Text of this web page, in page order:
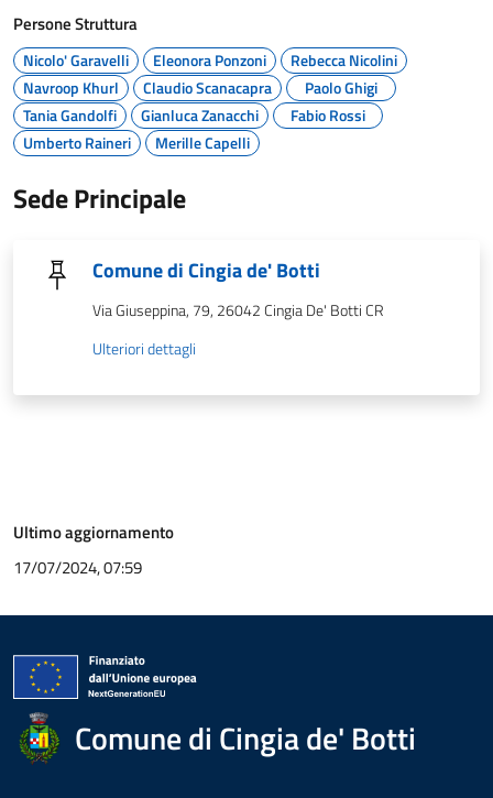
Persone Struttura
Nicolo' Garavelli Eleonora Ponzoni
Rebecca Nicolini
Navroop Khurl
Claudio Scanacapra
Paolo Ghigi
Tania Gandolfi
Gianluca Zanacchi
Fabio Rossi
Umberto Raineri
Merille Capelli
Sede Principale
Comune di Cingia de' Botti
Via Giuseppina, 79, 26042 Cingia De' Botti CR
Ulteriori dettagli
Ultimo aggiornamento
17/07/2024, 07:59
Comune di Cingia de' Botti